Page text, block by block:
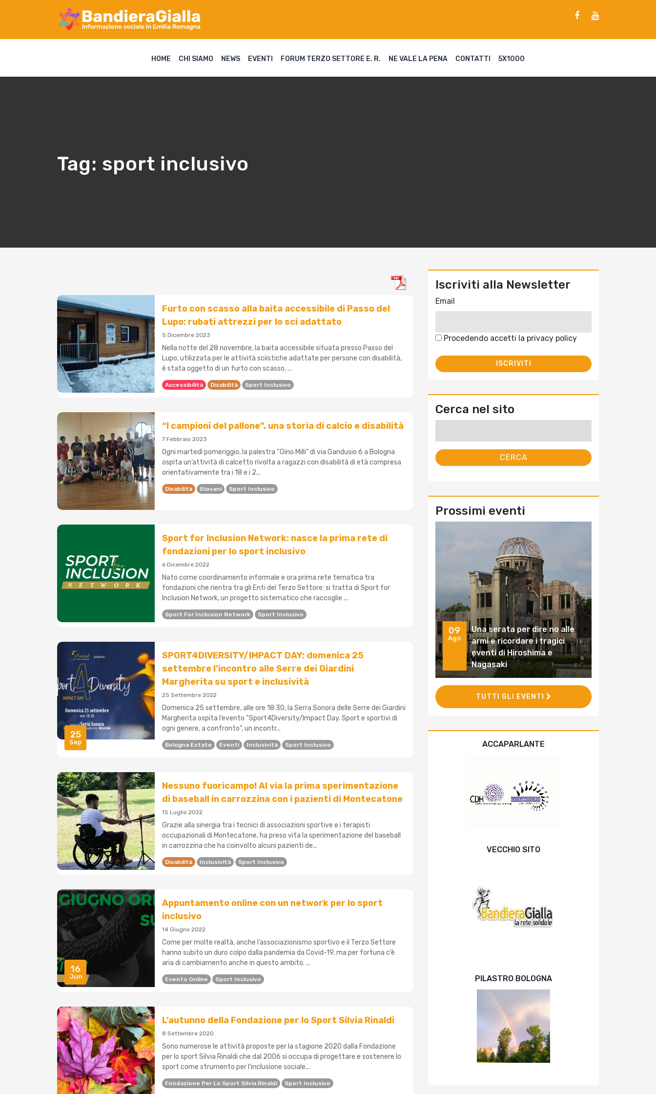
HOME CHI SIAMO NEWS EVENTI FORUM TERZO SETTORE E. R. NE VALE LA PENA CONTATTI 5X1000
Tag: sport inclusivo
Furto con scasso alla baita accessibile di Passo del
Lupo: rubati attrezzi per lo sci adattato
5 Dicembre 2023
Nella notte del 28 novembre, la baita accessibile situata presso Passo del
Lupo, utilizzata per le attività sciistiche adattate per persone con disabilità,
è stata oggetto di un furto con scasso. ...
Accessibilità Disabilità Sport Inclusivo
“I campioni del pallone”, una storia di calcio e disabilità
7 Febbraio 2023
Ogni martedì pomeriggio, la palestra “Gino Milli” di via Gandusio 6 a Bologna
ospita un’attività di calcetto rivolta a ragazzi con disabilità di età compresa
orientativamente tra i 18 e i 2...
Disabilità Giovani Sport Inclusivo
Sport for Inclusion Network: nasce la prima rete di
fondazioni per lo sport inclusivo
6 Dicembre 2022
Nato come coordinamento informale e ora prima rete tematica tra
fondazioni che rientra tra gli Enti del Terzo Settore: si tratta di Sport for
Inclusion Network, un progetto sistematico che raccoglie ...
Sport For Inclusion Network Sport Inclusivo
25
Sep
SPORT4DIVERSITY/IMPACT DAY: domenica 25
settembre l’incontro alle Serre dei Giardini
Margherita su sport e inclusività
25 Settembre 2022
Domenica 25 settembre, alle ore 18:30, la Serra Sonora delle Serre dei Giardini
Margherita ospita l’evento “Sport4Diversity/Impact Day. Sport e sportivi di
ogni genere, a confronto”, un incontr...
Bologna Estate Eventi Inclusività Sport Inclusivo
Nessuno fuoricampo! Al via la prima sperimentazione
di baseball in carrozzina con i pazienti di Montecatone
15 Luglio 2022
Grazie alla sinergia tra i tecnici di associazioni sportive e i terapisti
occupazionali di Montecatone, ha preso vita la sperimentazione del baseball
in carrozzina che ha coinvolto alcuni pazienti de...
Disabilità Inclusività Sport Inclusivo
16
Jun
Appuntamento online con un network per lo sport
inclusivo
14 Giugno 2022
Come per molte realtà, anche l’associazionismo sportivo e il Terzo Settore
hanno subito un duro colpo dalla pandemia da Covid-19, ma per fortuna c’è
aria di cambiamento anche in questo ambito. ...
Evento Online Sport Inclusivo
L’autunno della Fondazione per lo Sport Silvia Rinaldi
8 Settembre 2020
Sono numerose le attività proposte per la stagione 2020 dalla Fondazione
per lo sport Silvia Rinaldi che dal 2006 si occupa di progettare e sostenere lo
sport come strumento per l'inclusione sociale...
Fondazione Per Lo Sport Silvia Rinaldi Sport Inclusivo
Iscriviti alla Newsletter
Email
Procedendo accetti la privacy policy
Cerca nel sito
Prossimi eventi
09
Ago
Una serata per dire no alle
armi e ricordare i tragici
eventi di Hiroshima e
Nagasaki
TUTTI GLI EVENTI
ACCAPARLANTE
VECCHIO SITO
PILASTRO BOLOGNA